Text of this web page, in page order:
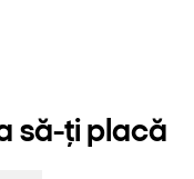
să-ți placă